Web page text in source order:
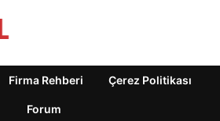
Firma Rehberi Çerez Politikası
Forum